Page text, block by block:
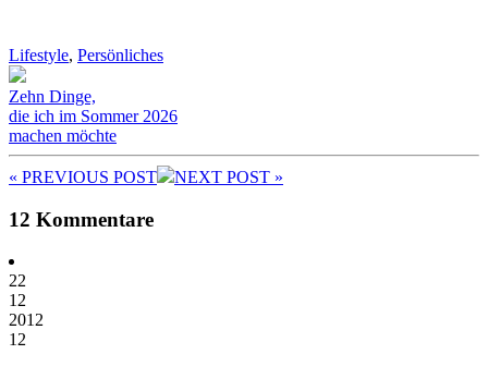
Lifestyle, Persönliches
Zehn Dinge,
die ich im Sommer 2026
machen möchte
« PREVIOUS POST NEXT POST »
12 Kommentare
22
12
2012
12